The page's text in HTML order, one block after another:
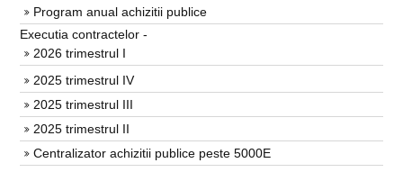
Program anual achizitii publice
Executia contractelor -
2026 trimestrul I
2025 trimestrul IV
2025 trimestrul III
2025 trimestrul II
Centralizator achizitii publice peste 5000E